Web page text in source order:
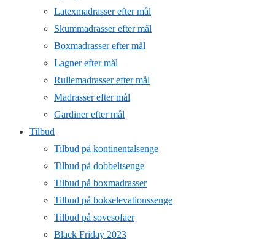
Latexmadrasser efter mål
Skummadrasser efter mål
Boxmadrasser efter mål
Lagner efter mål
Rullemadrasser efter mål
Madrasser efter mål
Gardiner efter mål
Tilbud
Tilbud på kontinentalsenge
Tilbud på dobbeltsenge
Tilbud på boxmadrasser
Tilbud på bokselevationssenge
Tilbud på sovesofaer
Black Friday 2023